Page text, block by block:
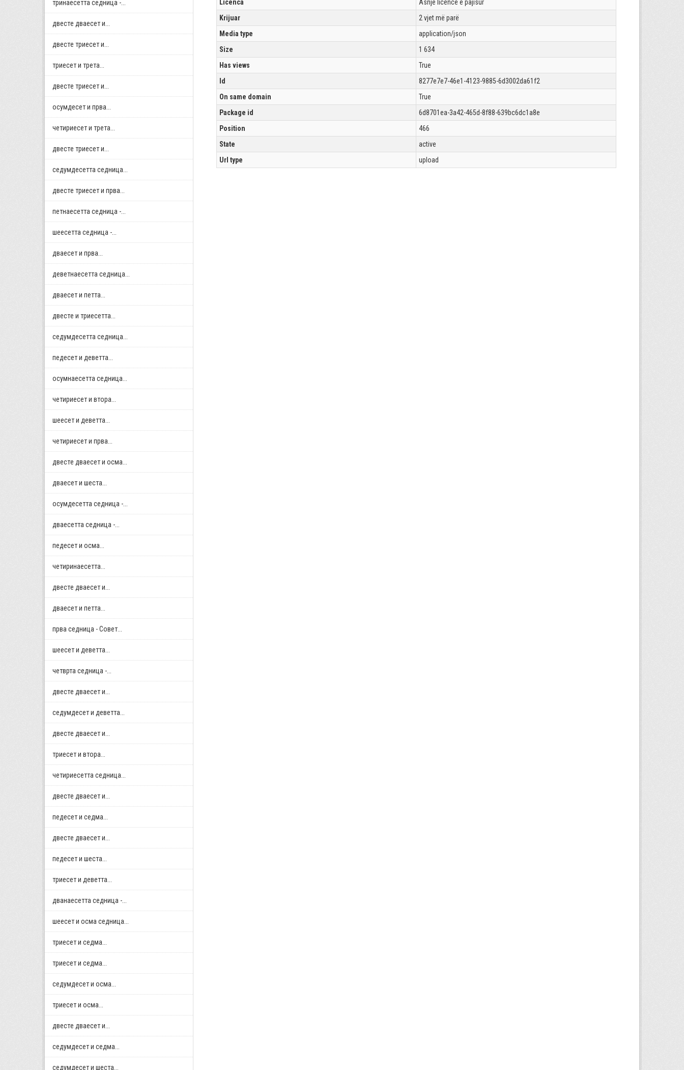
тринаесетта седница -...
двестe дваесет и...
двестe триесет и...
триесет и трета...
двестe триесет и...
осумдесет и прва...
четириесет и трета...
двестe триесет и...
седумдесетта седница...
двестe триесет и прва...
петнаесетта седница -...
шеесетта седница -...
дваесет и прва...
деветнаесетта седница...
дваесет и петта...
двестe и триесетта...
седумдесетта седница...
педесет и деветта...
осумнaесетта седница...
четириесет и втора...
шеесет и деветта...
четириесет и прва...
двестe дваесет и осма...
дваесет и шеста...
осумдесетта седница -...
дваесетта седница -...
педесет и осма...
четиринаесетта...
двестe дваесет и...
дваесет и петта...
прва седница - Совет...
шеесет и деветта...
четврта седница -...
двестe дваесет и...
седумдесет и деветта...
двестe дваесет и...
триесет и втора...
четириесетта седница...
двестe дваесет и...
педесет и седма...
двестe дваесет и...
педесет и шеста...
триесет и деветта...
дванаесетта седница -...
шеесет и осма седница...
триесет и седма...
триесет и седма...
седумдесет и осма...
триесет и осма...
двестe дваесет и...
седумдесет и седма...
седумдесет и шеста...
Licenca
Asnjë licencë e pajisur
Krijuar
2 vjet më parë
Media type
application/json
Size
1 634
Has views
True
Id
8277e7e7-46e1-4123-9885-6d3002da61f2
On same domain
True
Package id
6d8701ea-3a42-465d-8f88-639bc6dc1a8e
Position
466
State
active
Url type
upload